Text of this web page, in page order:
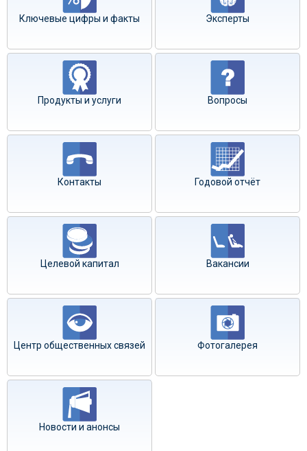
Ключевые цифры и факты Эксперты
Продукты и услуги Вопросы
Контакты Годовой отчёт
Целевой капитал Вакансии
Центр общественных связей Фотогалерея
Новости и анонсы